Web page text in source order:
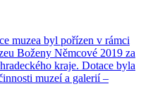
muzea byl pořízen v rámci
Boženy Němcové 2019 za
kraje. Dotace byla
muzeí a galerií –